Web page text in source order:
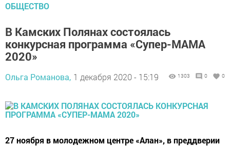
ОБЩЕСТВО
В Камских Полянах состоялась
конкурсная программа «Супер-МАМА
2020»
Ольга Романова, 1 декабря 2020 - 15:19 1303 0 0
27 ноября в молодежном центре «Алан», в преддверии